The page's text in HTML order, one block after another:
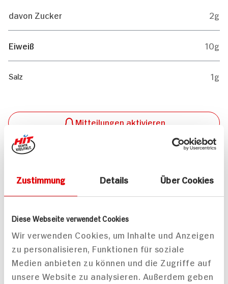
Zustimmung Details Über Cookies
Diese Webseite verwendet Cookies
Wir verwenden Cookies, um Inhalte und Anzeigen
zu personalisieren, Funktionen für soziale
Medien anbieten zu können und die Zugriffe auf
unsere Website zu analysieren. Außerdem geben
davon Zucker 2g
Eiweiß 10g
Salz 1g
Mitteilungen aktivieren
Passende Artikel zum Rezept Mehr